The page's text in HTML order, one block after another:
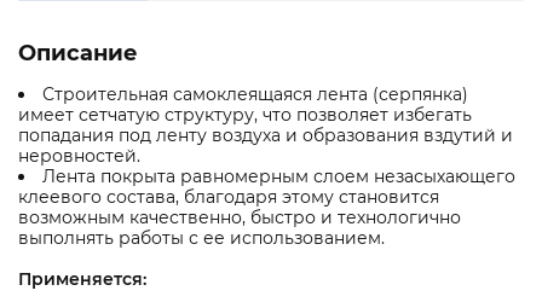
Описание
Строительная самоклеящаяся лента (серпянка)
имеет сетчатую структуру, что позволяет избегать
попадания под ленту воздуха и образования вздутий и
неровностей.
Лента покрыта равномерным слоем незасыхающего
клеевого состава, благодаря этому становится
возможным качественно, быстро и технологично
выполнять работы с ее использованием.
Применяется: